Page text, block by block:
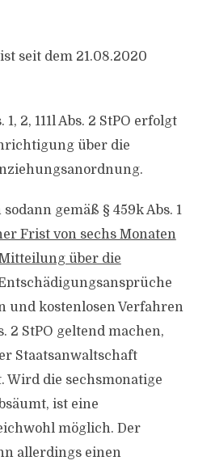
seit dem 21.08.2020
1, 2, 111l Abs. 2 StPO erfolgt
über die
gemäß § 459k Abs. 1
Frist von sechs Monaten
über die
und kostenlosen Verfahren
2 StPO geltend machen,
Staatsanwaltschaft
Wird die sechsmonatige
ist eine
möglich. Der
allerdings einen